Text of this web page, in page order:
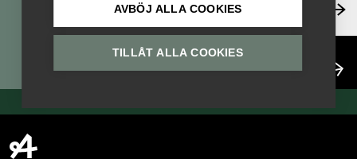
Anmäl dig här
AVBÖJ ALLA COOKIES
TILLÅT ALLA COOKIES